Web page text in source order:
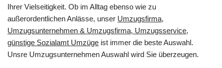
Ihrer Vielseitigkeit. Ob im Alltag ebenso wie zu
außerordentlichen Anlässe, unser Umzugsfirma,
Umzugsunternehmen & Umzugsfirma, Umzugsservice,
günstige Sozialamt Umzüge ist immer die beste Auswahl.
Unsre Umzugsunternehmen Auswahl wird Sie überzeugen.